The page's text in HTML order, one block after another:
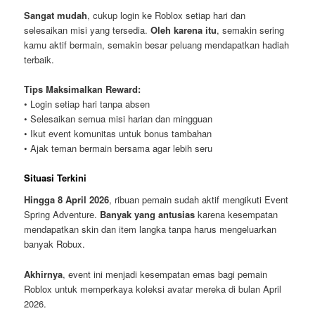
Sangat mudah, cukup login ke Roblox setiap hari dan
selesaikan misi yang tersedia.Oleh karena itu, semakin sering
kamu aktif bermain, semakin besar peluang mendapatkan hadiah
terbaik.
Tips Maksimalkan Reward:
• Login setiap hari tanpa absen
• Selesaikan semua misi harian dan mingguan
• Ikut event komunitas untuk bonus tambahan
• Ajak teman bermain bersama agar lebih seru
Situasi Terkini
Hingga 8 April 2026, ribuan pemain sudah aktif mengikuti Event
Spring Adventure. Banyak yang antusias karena kesempatan
mendapatkan skin dan item langka tanpa harus mengeluarkan
banyak Robux.
Akhirnya, event ini menjadi kesempatan emas bagi pemain
Roblox untuk memperkaya koleksi avatar mereka di bulan April
2026.